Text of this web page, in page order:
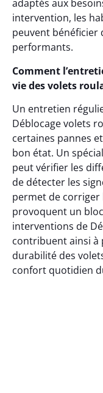
adaptés aux
intervention, les
peuvent bénéficier
performants.
Comment
vie des volets
Un entretien
Déblocage volets
certaines pannes
bon état. Un
peut vérifier les
de détecter les
permet de corriger
provoquent un
interventions de
contribuent ainsi à
durabilité des
confort quotidien